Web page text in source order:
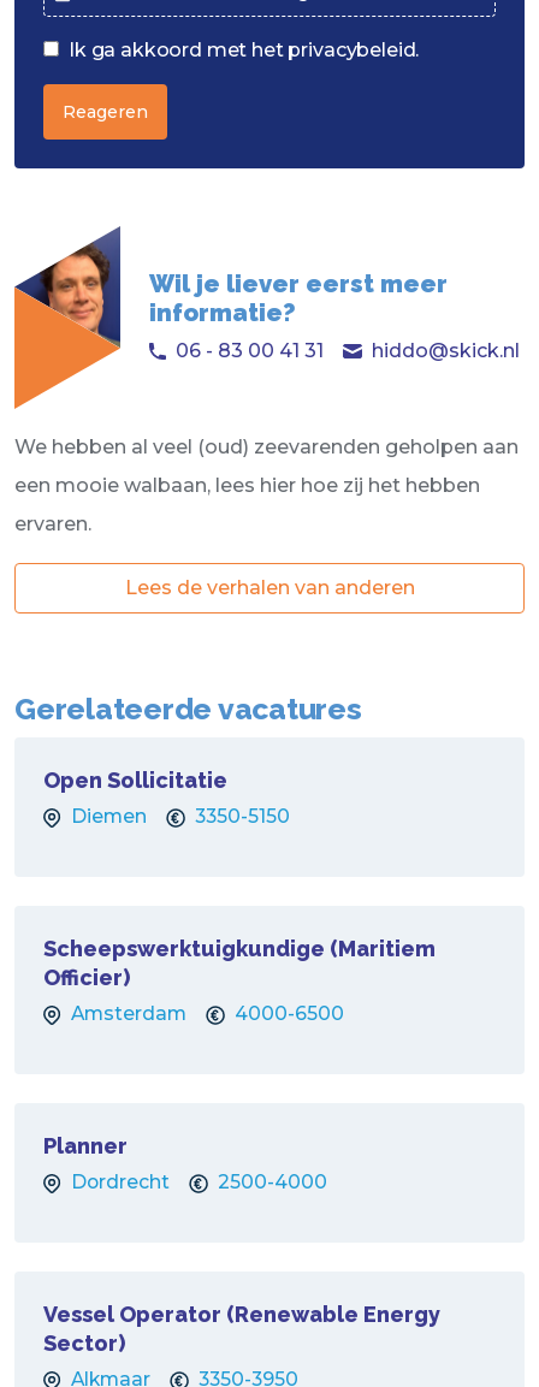
Ik ga akkoord met het privacybeleid.
Reageren
Wil je liever eerst meer
informatie?
06 - 83 00 41 31 hiddo@skick.nl
We hebben al veel (oud) zeevarenden geholpen aan
een mooie walbaan, lees hier hoe zij het hebben
ervaren.
Lees de verhalen van anderen
Gerelateerde vacatures
Open Sollicitatie
Diemen 3350-5150
Scheepswerktuigkundige (Maritiem
Officier)
Amsterdam 4000-6500
Planner
Dordrecht 2500-4000
Vessel Operator (Renewable Energy
Sector)
Alkmaar 3350-3950